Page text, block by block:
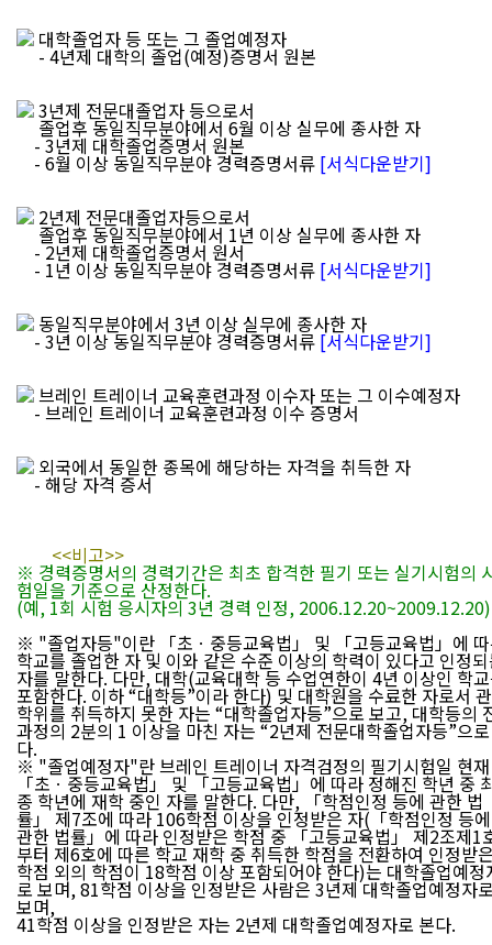
대학졸업자 등 또는 그 졸업예정자
- 4년제 대학의 졸업(예정)증명서 원본
3년제 전문대졸업자 등으로서
졸업후 동일직무분야에서 6월 이상 실무에 종사한 자
- 3년제 대학졸업증명서 원본
- 6월 이상 동일직무분야 경력증명서류 [서식다운받기]
2년제 전문대졸업자등으로서
졸업후 동일직무분야에서 1년 이상 실무에 종사한 자
- 2년제 대학졸업증명서 원서
- 1년 이상 동일직무분야 경력증명서류 [서식다운받기]
동일직무분야에서 3년 이상 실무에 종사한 자
- 3년 이상 동일직무분야 경력증명서류 [서식다운받기]
브레인 트레이너 교육훈련과정 이수자 또는 그 이수예정자
- 브레인 트레이너 교육훈련과정 이수 증명서
외국에서 동일한 종목에 해당하는 자격을 취득한 자
- 해당 자격 증서
<<비고>>
※ 경력증명서의 경력기간은 최초 합격한 필기 또는 실기시험의
험일을 기준으로 산정한다.
(예, 1회 시험 응시자의 3년 경력 인정, 2006.12.20~2009.12.20)
※ "졸업자등"이란 「초ㆍ중등교육법」 및 「고등교육법」에
학교를 졸업한 자 및 이와 같은 수준 이상의 학력이 있다고 인정
자를 말한다. 다만, 대학(교육대학 등 수업연한이 4년 이상인 학
포함한다. 이하 “대학등”이라 한다) 및 대학원을 수료한 자로서
학위를 취득하지 못한 자는 “대학졸업자등”으로 보고, 대학등의
과정의 2분의 1 이상을 마친 자는 “2년제 전문대학졸업자등”으
다.
※ "졸업예정자"란 브레인 트레이너 자격검정의 필기시험일 현재
「초ㆍ중등교육법」 및 「고등교육법」에 따라 정해진 학년 중
종 학년에 재학 중인 자를 말한다. 다만, 「학점인정 등에 관한 법
률」 제7조에 따라 106학점 이상을 인정받은 자(「학점인정 등에
관한 법률」에 따라 인정받은 학점 중 「고등교육법」 제2조제1
부터 제6호에 따른 학교 재학 중 취득한 학점을 전환하여 인정받
학점 외의 학점이 18학점 이상 포함되어야 한다)는 대학졸업예정
로 보며, 81학점 이상을 인정받은 사람은 3년제 대학졸업예정자
보며,
41학점 이상을 인정받은 자는 2년제 대학졸업예정자로 본다.